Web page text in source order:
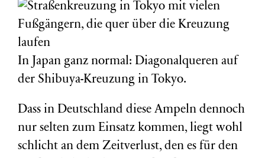
In Japan ganz normal: Diagonalqueren auf
der Shibuya-Kreuzung in Tokyo.
Dass in Deutschland diese Ampeln dennoch
nur selten zum Einsatz kommen, liegt wohl
schlicht an dem Zeitverlust, den es für den